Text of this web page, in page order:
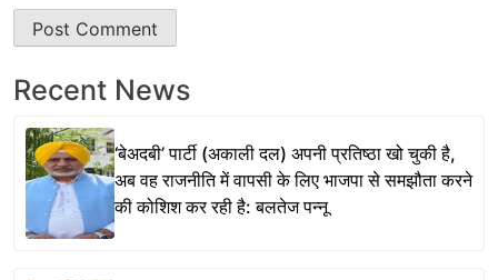
Recent News
‘बेअदबी’ पार्टी (अकाली दल) अपनी प्रतिष्ठा खो चुकी है,
अब वह राजनीति में वापसी के लिए भाजपा से समझौता करने
की कोशिश कर रही है: बलतेज पन्नू